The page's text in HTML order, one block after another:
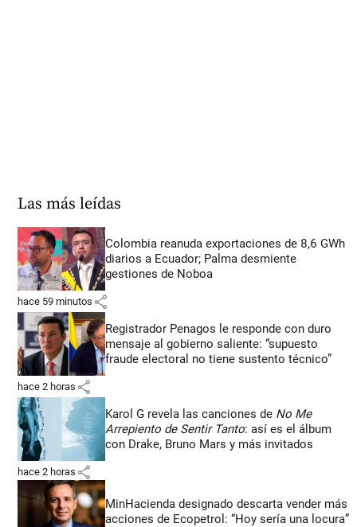
Las más leídas
Colombia reanuda exportaciones de 8,6 GWh
diarios a Ecuador; Palma desmiente
gestiones de Noboa
hace 59 minutos share
Registrador Penagos le responde con duro
mensaje al gobierno saliente: “supuesto
fraude electoral no tiene sustento técnico”
hace 2 horas share
Karol G revela las canciones de No Me
Arrepiento de Sentir Tanto: así es el álbum
con Drake, Bruno Mars y más invitados
hace 2 horas share
MinHacienda designado descarta vender más
acciones de Ecopetrol: “Hoy sería una locura”